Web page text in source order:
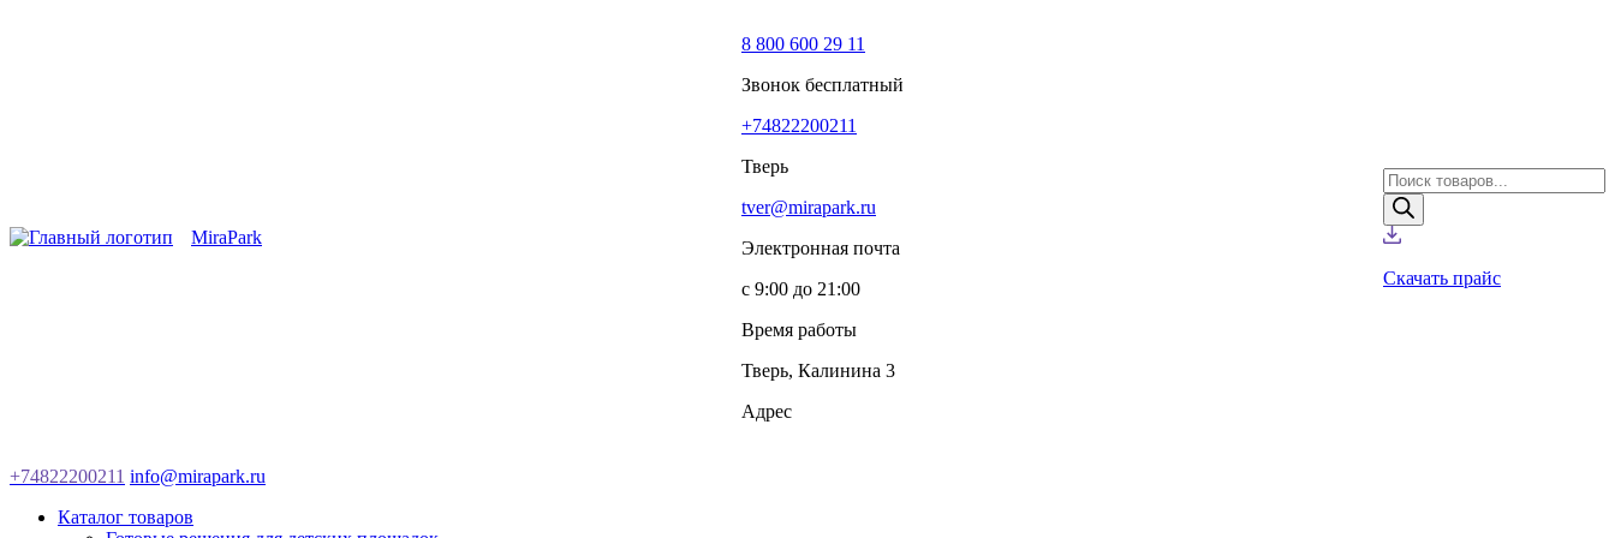
MiraPark
8 800 600 29 11
Звонок бесплатный
+74822200211
Тверь
tver@mirapark.ru
Электронная почта
с 9:00 до 21:00
Время работы
Тверь, Калинина 3
Адрес
Поиск
товаров
Скачать прайс
+74822200211 info@mirapark.ru
Каталог товаров